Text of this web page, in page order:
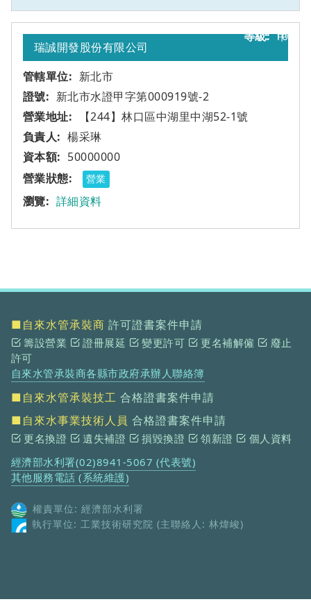
10
瑞誠開發股份有限公司
新北市
新北市水證甲字第000919號-2
【244】林口區中湖里中湖52-1號
甲
楊采琳
50000000
營業
詳細資料
■自來水管承裝商 許可證書案件申請
籌設營業 證冊展延 變更許可 更名補解僱
廢止
許可
自來水管承裝商各縣市政府承辦人聯絡簿
■自來水管承裝技工 合格證書案件申請
■自來水事業技術人員 合格證書案件申請
更名換證 遺失補證 損毀換證 領新證
個人資料
經濟部水利署(02)8941-5067 (代表號)
其他服務電話 (系統維護)
權責單位: 經濟部水利署
執行單位: 工業技術研究院 (主聯絡人: 林煒峻)